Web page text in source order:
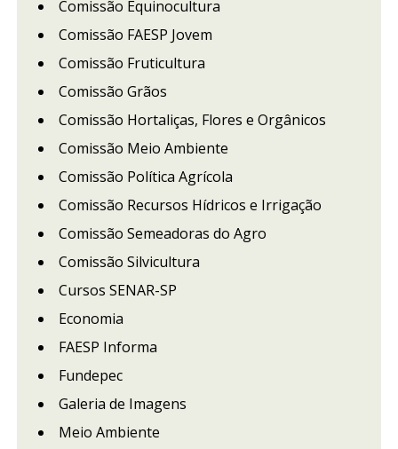
Comissão Equinocultura
Comissão FAESP Jovem
Comissão Fruticultura
Comissão Grãos
Comissão Hortaliças, Flores e Orgânicos
Comissão Meio Ambiente
Comissão Política Agrícola
Comissão Recursos Hídricos e Irrigação
Comissão Semeadoras do Agro
Comissão Silvicultura
Cursos SENAR-SP
Economia
FAESP Informa
Fundepec
Galeria de Imagens
Meio Ambiente